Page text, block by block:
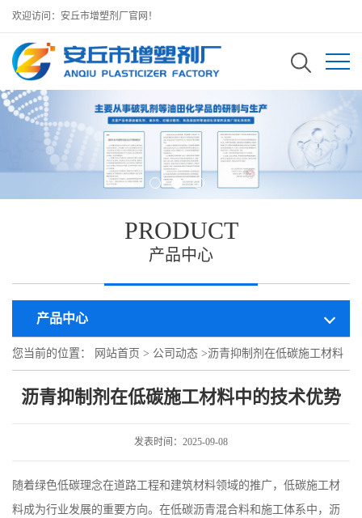
欢迎访问：安丘市增塑剂厂官网！
PRODUCT
产品中心
产品中心
您当前的位置： 网站首页 > 公司动态 >沥青抑制剂在低碳施工材料
中的技术优势
沥青抑制剂在低碳施工材料中的技术优势
发表时间：2025-09-08
随着绿色低碳理念在道路工程和建筑材料领域的推广，低碳施工材
料成为行业发展的重要方向。在低碳沥青混合料和施工体系中，沥